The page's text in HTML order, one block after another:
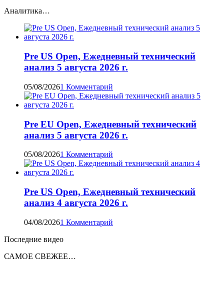
Аналитика…
Pre US Open, Ежедневный технический
анализ 5 августа 2026 г.
05/08/20261 Комментарий
Pre EU Open, Ежедневный технический
анализ 5 августа 2026 г.
05/08/20261 Комментарий
Pre US Open, Ежедневный технический
анализ 4 августа 2026 г.
04/08/20261 Комментарий
Последние видео
САМОЕ СВЕЖЕЕ…